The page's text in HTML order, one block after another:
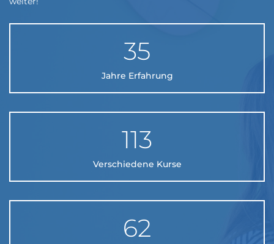
35
Jahre Erfahrung
113
Verschiedene Kurse
62